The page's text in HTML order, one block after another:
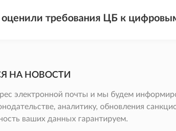
требования ЦБ к
НА НОВОСТИ
электронной почты и мы будем
аналитику, обновления
ваших данных гарантируем.